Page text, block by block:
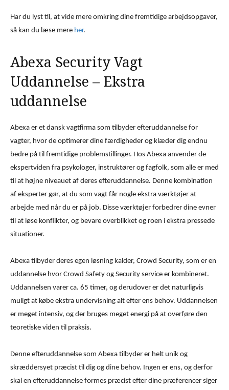
Har du lyst til, at vide mere omkring dine fremtidige arbejdsopgaver,
så kan du læse mere her.
Abexa Security Vagt
Uddannelse – Ekstra
uddannelse
Abexa er et dansk vagtfirma som tilbyder efteruddannelse for
vagter, hvor de optimerer dine færdigheder og klæder dig endnu
bedre på til fremtidige problemstillinger. Hos Abexa anvender de
ekspertviden fra psykologer, instruktører og fagfolk, som alle er med
til at højne niveauet af deres efteruddannelse. Denne kombination
af eksperter gør, at du som vagt får nogle ekstra værktøjer at
arbejde med når du er på job. Disse værktøjer forbedrer dine evner
til at løse konflikter, og bevare overblikket og roen i ekstra pressede
situationer.
Abexa tilbyder deres egen løsning kalder, Crowd Security, som er en
uddannelse hvor Crowd Safety og Security service er kombineret.
Uddannelsen varer ca. 65 timer, og derudover er det naturligvis
muligt at købe ekstra undervisning alt efter ens behov. Uddannelsen
er meget intensiv, og der bruges meget energi på at overføre den
teoretiske viden til praksis.
Denne efteruddannelse som Abexa tilbyder er helt unik og
skræddersyet præcist til dig og dine behov. Ingen er ens, og derfor
skal en efteruddannelse formes præcist efter dine præferencer siger